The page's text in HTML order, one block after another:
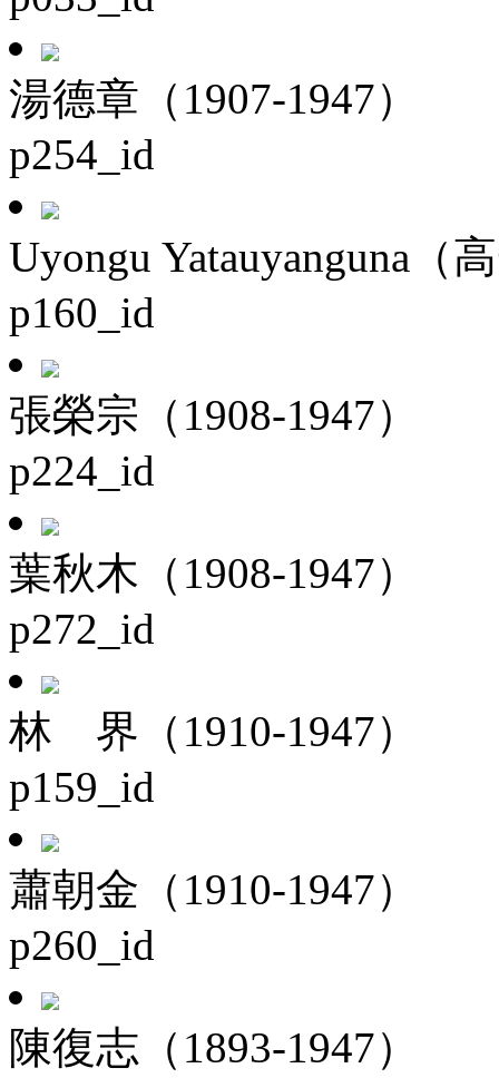
湯德章（1907-1947）
p254_id
Uyongu Yatauyanguna（
p160_id
張榮宗（1908-1947）
p224_id
葉秋木（1908-1947）
p272_id
林 界（1910-1947）
p159_id
蕭朝金（1910-1947）
p260_id
陳復志（1893-1947）